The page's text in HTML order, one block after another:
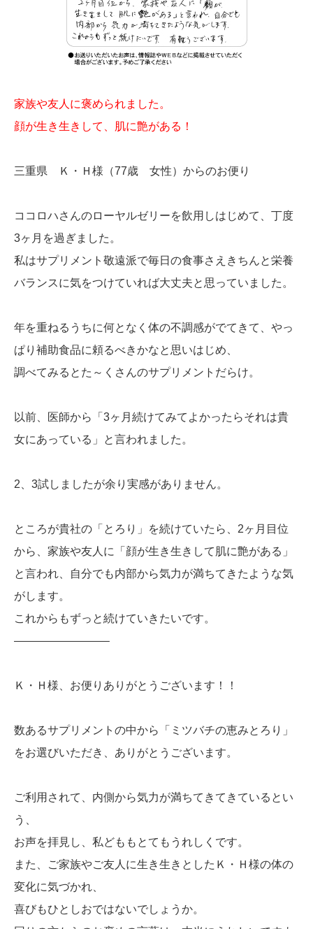
家族や友人に褒められました。
顔が生き生きして、肌に艶がある！
三重県 Ｋ・Ｈ様（77歳 女性）からのお便り
ココロハさんのローヤルゼリーを飲用しはじめて、丁度
3ヶ月を過ぎました。
私はサプリメント敬遠派で毎日の食事さえきちんと栄養
バランスに気をつけていれば大丈夫と思っていました。
年を重ねるうちに何となく体の不調感がでてきて、やっ
ぱり補助食品に頼るべきかなと思いはじめ、
調べてみるとた～くさんのサプリメントだらけ。
以前、医師から「3ヶ月続けてみてよかったらそれは貴
女にあっている」と言われました。
2、3試しましたが余り実感がありません。
ところが貴社の「とろり」を続けていたら、2ヶ月目位
から、家族や友人に「顔が生き生きして肌に艶がある」
と言われ、自分でも内部から気力が満ちてきたような気
がします。
これからもずっと続けていきたいです。
————————–
Ｋ・Ｈ様、お便りありがとうございます！！
数あるサプリメントの中から「ミツバチの恵みとろり」
をお選びいただき、ありがとうございます。
ご利用されて、内側から気力が満ちてきてきているとい
う、
お声を拝見し、私どももとてもうれしくです。
また、ご家族やご友人に生き生きとしたＫ・Ｈ様の体の
変化に気づかれ、
喜びもひとしおではないでしょうか。